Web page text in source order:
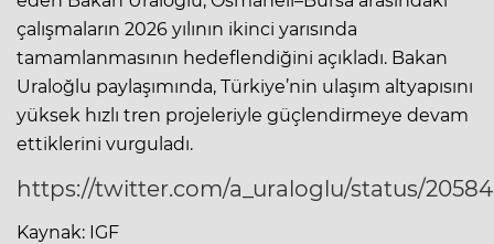
çalışmaların 2026 yılının ikinci yarısında
tamamlanmasının hedeflendiğini açıkladı. Bakan
Uraloğlu paylaşımında, Türkiye’nin ulaşım altyapısını
yüksek hızlı tren projeleriyle güçlendirmeye devam
ettiklerini vurguladı.
https://twitter.com/a_uraloglu/status/
Kaynak: IGF